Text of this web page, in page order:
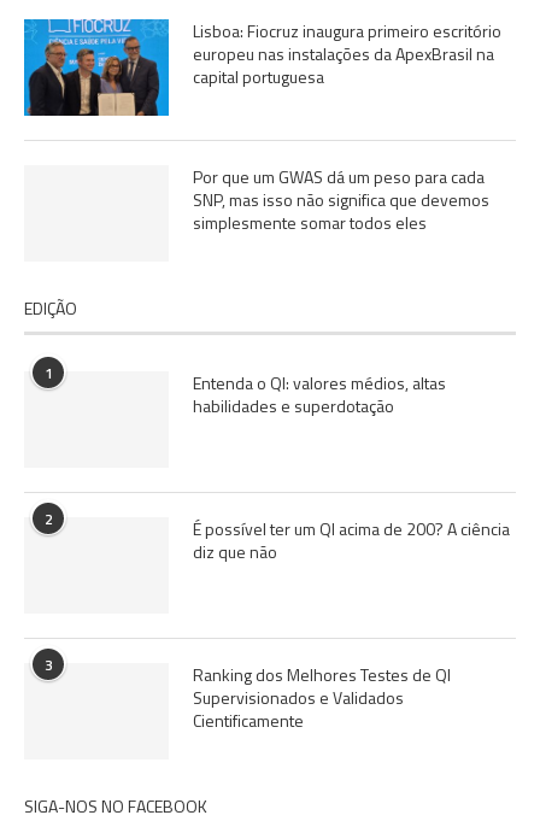
Lisboa: Fiocruz inaugura primeiro escritório
europeu nas instalações da ApexBrasil na
capital portuguesa
Por que um GWAS dá um peso para cada
SNP, mas isso não significa que devemos
simplesmente somar todos eles
EDIÇÃO
1
Entenda o QI: valores médios, altas
habilidades e superdotação
2
É possível ter um QI acima de 200? A ciência
diz que não
3
Ranking dos Melhores Testes de QI
Supervisionados e Validados
Cientificamente
SIGA-NOS NO FACEBOOK